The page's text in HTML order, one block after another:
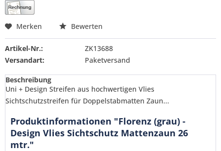
Merken Bewerten
Artikel-Nr.:
ZK13688
Versandart:
Paketversand
Beschreibung
Uni + Design Streifen aus hochwertigen Vlies 
Sichtschutzstreifen für Doppelstabmatten Zaun...
Produktinformationen "Florenz (grau) -
Design Vlies Sichtschutz Mattenzaun 26
mtr."